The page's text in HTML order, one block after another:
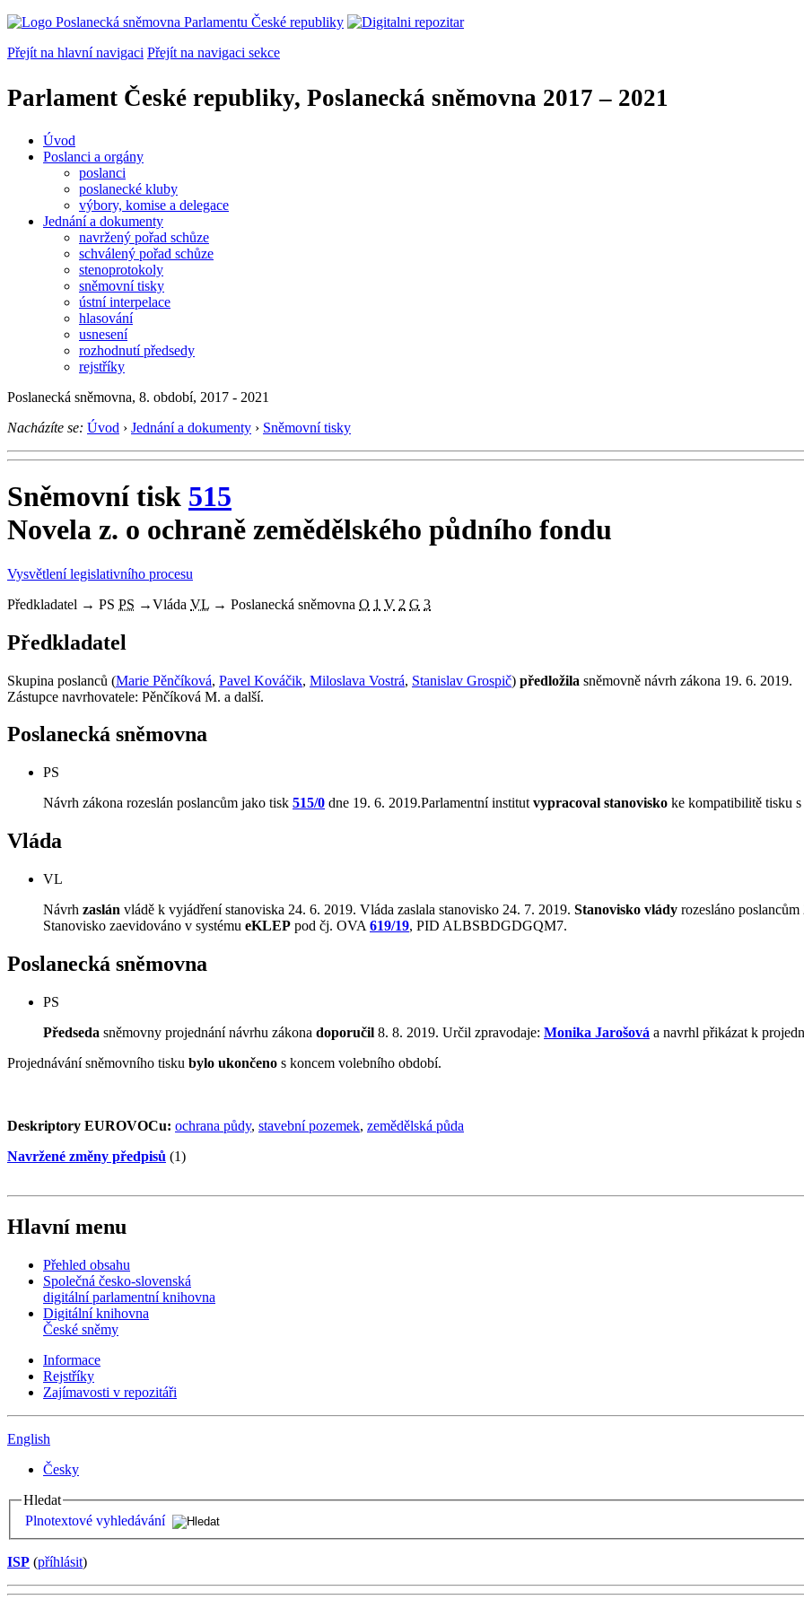
Přejít na hlavní navigaci Přejít na navigaci sekce
Parlament České republiky, Poslanecká sněmovna 2017 – 2021
Úvod
Poslanci a orgány
poslanci
poslanecké kluby
výbory, komise a delegace
Jednání a dokumenty
navržený pořad schůze
schválený pořad schůze
stenoprotokoly
sněmovní tisky
ústní interpelace
hlasování
usnesení
rozhodnutí předsedy
rejstříky
Poslanecká sněmovna, 8. období, 2017 - 2021
Nacházíte se: Úvod › Jednání a dokumenty › Sněmovní tisky
Sněmovní tisk 515
Novela z. o ochraně zemědělského půdního fondu
Vysvětlení legislativního procesu
Předkladatel → PS PS →Vláda VL → Poslanecká sněmovna O 1 V 2 G 3
Předkladatel
Skupina poslanců (Marie Pěnčíková, Pavel Kováčik, Miloslava Vostrá, Stanislav Grospič) předložila sněmovně návrh zákona 19. 6. 2019.
Zástupce navrhovatele: Pěnčíková M. a další.
Poslanecká sněmovna
PS
Návrh zákona rozeslán poslancům jako tisk 515/0 dne 19. 6. 2019.Parlamentní institut vypracoval stanovisko ke kompatibilitě tisku
Vláda
VL
Návrh zaslán vládě k vyjádření stanoviska 24. 6. 2019. Vláda zaslala stanovisko 24. 7. 2019. Stanovisko vlády rozesláno
Stanovisko zaevidováno v systému eKLEP pod čj. OVA 619/19, PID ALBSBDGDGQM7.
Poslanecká sněmovna
PS
Předseda sněmovny projednání návrhu zákona doporučil 8. 8. 2019. Určil zpravodaje: Monika Jarošová a navrhl přikázat k
Projednávání sněmovního tisku bylo ukončeno s koncem volebního období.
Deskriptory EUROVOCu: ochrana půdy, stavební pozemek, zemědělská půda
Navržené změny předpisů (1)
Hlavní menu
Přehled obsahu
Společná česko-slovenská
digitální parlamentní knihovna
Digitální knihovna
České sněmy
Informace
Rejstříky
Zajímavosti v repozitáři
English
Česky
Hledat
Plnotextové vyhledávání
ISP (příhlásit)